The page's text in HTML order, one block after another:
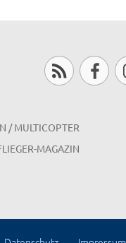
/ MULTICOPTER
MAGAZIN